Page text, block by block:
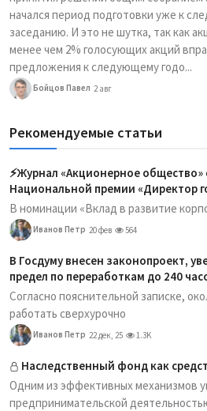
начался период подготовки уже к
заседанию. И это не шутка, так как
менее чем 2% голосующих акций
предложения к следующему годо...
Бойцов Павел 2 авг
Рекомендуемые статьи
⚡️Журнал «Акционерное общество»
Национальной премии «Директор
В номинации «Вклад в развитие
Иванов Петр 20 фев 564
В Госдуму внесен законопроект,
предел по переработкам до 240
Согласно пояснительной записке,
работать сверхурочно
Иванов Петр 22 дек, 25 1.3K
Наследственный фонд как
Одним из эффективных механизмов
предпринимательской